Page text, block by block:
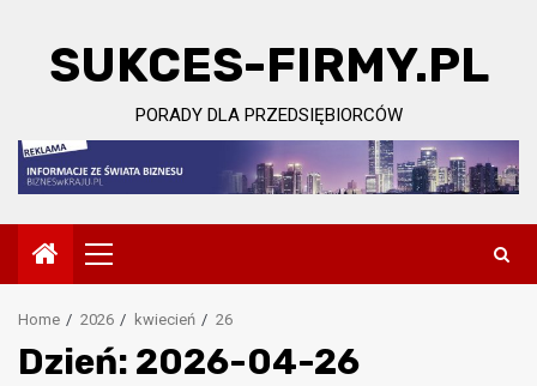
contentSUKCES-FIRMY.PL
PORADY DLA PRZEDSIĘBIORCÓW
Primary
Menu
Home 2026 kwiecień 26
Dzień: 2026-04-26